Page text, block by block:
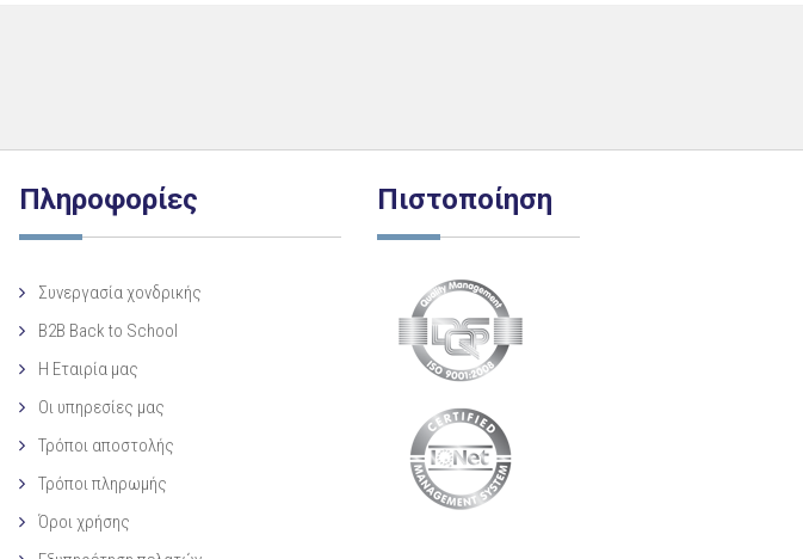
Πληροφορίες
Συνεργασία χονδρικής
B2B Back to School
Η Eταιρία μας
Οι υπηρεσίες μας
Τρόποι αποστολής
Τρόποι πληρωμής
Όροι χρήσης
Πιστοποίηση